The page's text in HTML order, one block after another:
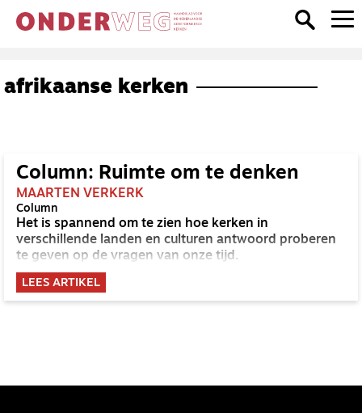
afrikaanse kerken
Column: Ruimte om te denken
MAARTEN VERKERK
Column
Het is spannend om te zien hoe kerken in
verschillende landen en culturen antwoord proberen
te geven op de vragen van onze tijd.
LEES ARTIKEL